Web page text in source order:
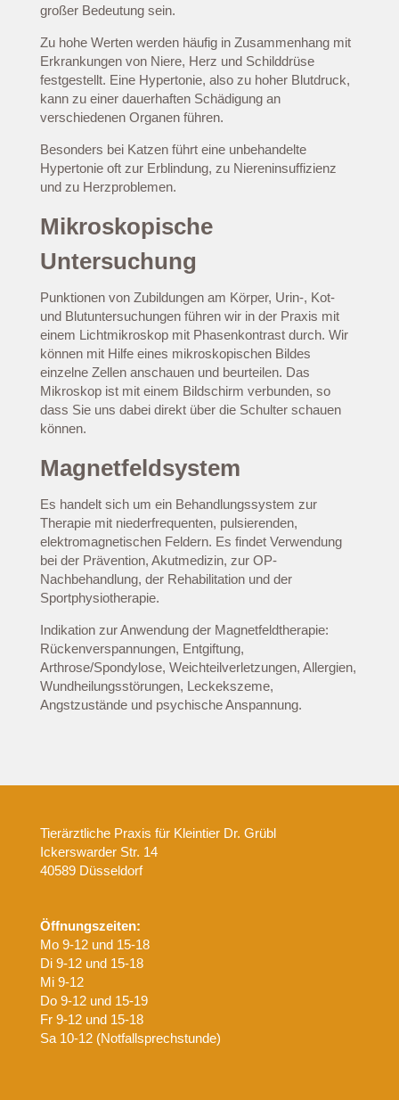
großer Bedeutung sein.
Zu hohe Werten werden häufig in Zusammenhang mit
Erkrankungen von Niere, Herz und Schilddrüse
festgestellt. Eine Hypertonie, also zu hoher Blutdruck,
kann zu einer dauerhaften Schädigung an
verschiedenen Organen führen.
Besonders bei Katzen führt eine unbehandelte
Hypertonie oft zur Erblindung, zu Niereninsuffizienz
und zu Herzproblemen.
Mikroskopische
Untersuchung
Punktionen von Zubildungen am Körper, Urin-, Kot-
und Blutuntersuchungen führen wir in der Praxis mit
einem Lichtmikroskop mit Phasenkontrast durch. Wir
können mit Hilfe eines mikroskopischen Bildes
einzelne Zellen anschauen und beurteilen. Das
Mikroskop ist mit einem Bildschirm verbunden, so
dass Sie uns dabei direkt über die Schulter schauen
können.
Magnetfeldsystem
Es handelt sich um ein Behandlungssystem zur
Therapie mit niederfrequenten, pulsierenden,
elektromagnetischen Feldern. Es findet Verwendung
bei der Prävention, Akutmedizin, zur OP-
Nachbehandlung, der Rehabilitation und der
Sportphysiotherapie.
Indikation zur Anwendung der Magnetfeldtherapie:
Rückenverspannungen, Entgiftung,
Arthrose/Spondylose, Weichteilverletzungen, Allergien,
Wundheilungsstörungen, Leckekszeme,
Angstzustände und psychische Anspannung.
Tierärztliche Praxis für Kleintier Dr. Grübl
Ickerswarder Str. 14
40589 Düsseldorf
Öffnungszeiten:
Mo 9-12 und 15-18
Di 9-12 und 15-18
Mi 9-12
Do 9-12 und 15-19
Fr 9-12 und 15-18
Sa 10-12 (Notfallsprechstunde)